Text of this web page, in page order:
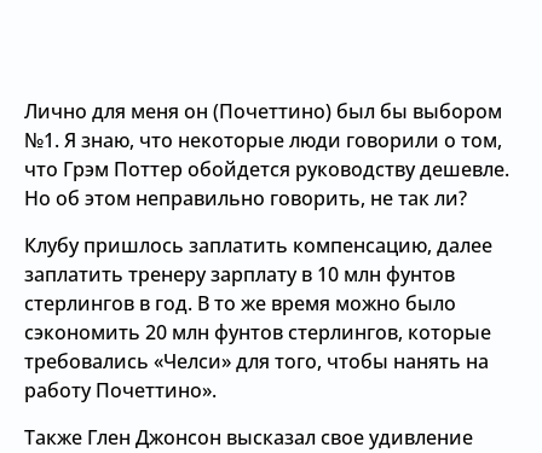
Лично для меня он (Почеттино) был бы выбором
№1. Я знаю, что некоторые люди говорили о том,
что Грэм Поттер обойдется руководству дешевле.
Но об этом неправильно говорить, не так ли?
Клубу пришлось заплатить компенсацию, далее
заплатить тренеру зарплату в 10 млн фунтов
стерлингов в год. В то же время можно было
сэкономить 20 млн фунтов стерлингов, которые
требовались «Челси» для того, чтобы нанять на
работу Почеттино».
Также Глен Джонсон высказал свое удивление